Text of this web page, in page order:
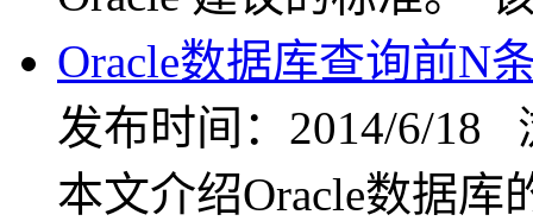
Oracle数据库查询前N
发布时间：2014/6/18
本文介绍Oracle数据库